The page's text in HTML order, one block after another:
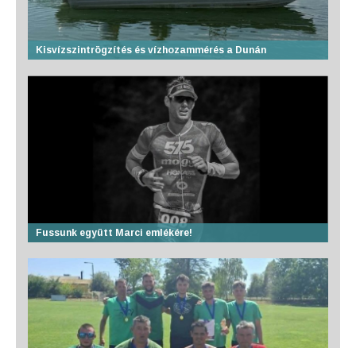
Kisvízszintrögzítés és vízhozammérés a Dunán
Fussunk együtt Marci emlékére!